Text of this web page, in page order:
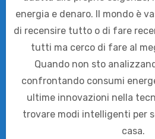
energia e denaro. Il mondo è
di recensire tutto o di fare
tutti ma cerco di fare al
Quando non sto
confrontando consumi
ultime innovazioni nella
trovare modi intelligenti per
casa.